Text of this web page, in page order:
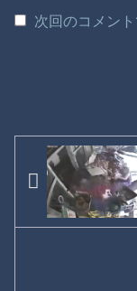
次回のコメン